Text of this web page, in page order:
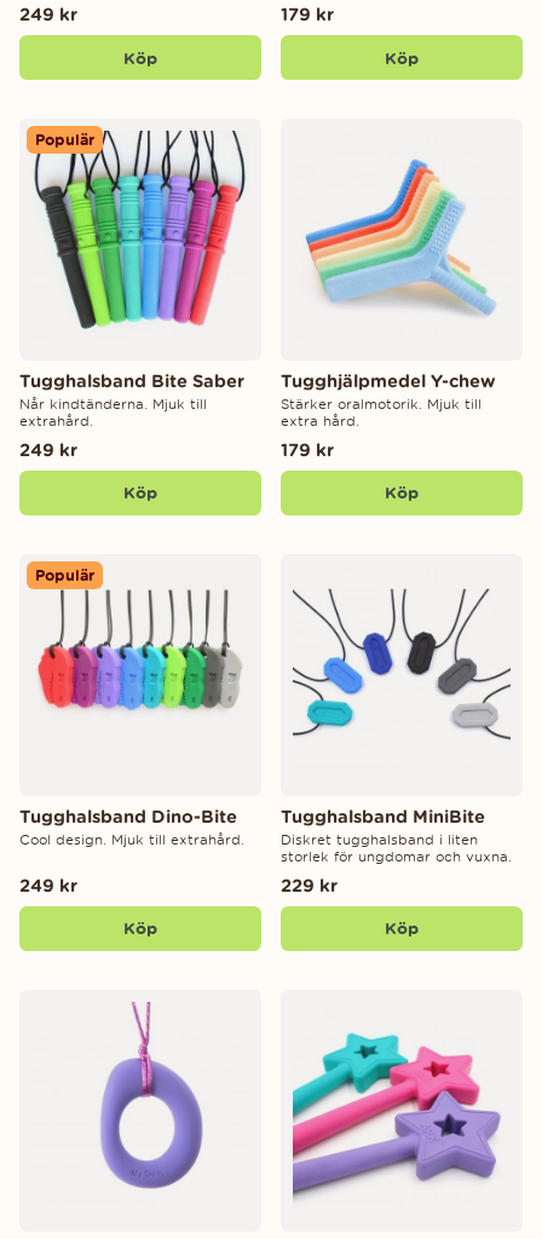
249 kr
Köp
179 kr
Köp
Populär
Tugghalsband Bite Saber
Når kindtänderna. Mjuk till
extrahård.
249 kr
Köp
Tugghjälpmedel Y-chew
Stärker oralmotorik. Mjuk till
extra hård.
179 kr
Köp
Populär
Tugghalsband Dino-Bite
Cool design. Mjuk till extrahård.
249 kr
Köp
Tugghalsband MiniBite
Diskret tugghalsband i liten
storlek för ungdomar och vuxna.
229 kr
Köp